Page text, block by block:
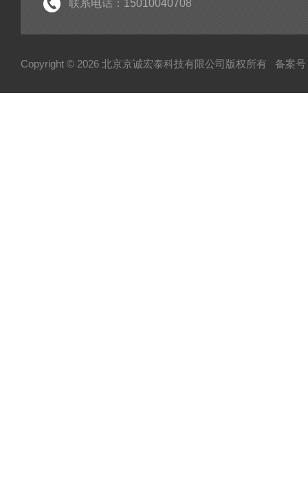
联系电话：15010040708
Copyright © 2026 北京京诚宏泰科技有限公司版权所有 备案号